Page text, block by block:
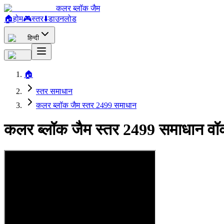
कलर ब्लॉक जैम
🏠होम🎮स्तर⬇️डाउनलोड
हिन्दी
🏠
स्तर समाधान
कलर ब्लॉक जैम स्तर 2499 समाधान
कलर ब्लॉक जैम स्तर 2499 समाधान